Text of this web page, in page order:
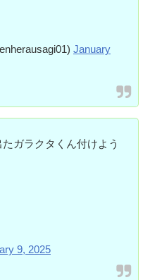
January
ガラクタくん付けよう
9, 2025